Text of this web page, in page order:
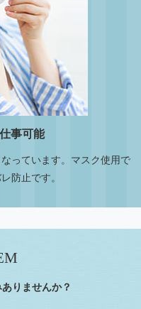
事可能
っています。マスク使用で
防止です。
りませんか？